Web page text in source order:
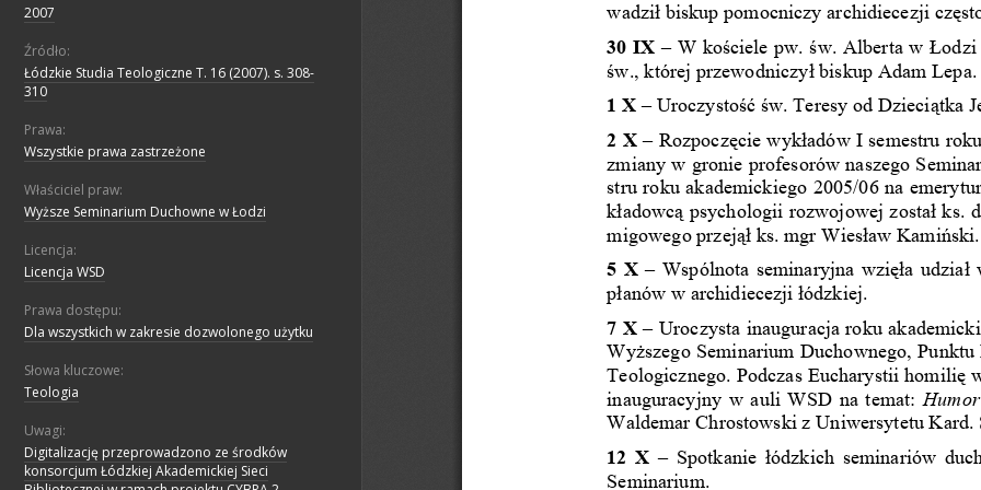
2007
Źródło:
Łódzkie Studia Teologiczne T. 16 (2007). s. 308-
310
Prawa:
Wszystkie prawa zastrzeżone
Właściciel praw:
Wyższe Seminarium Duchowne w Łodzi
Licencja:
Licencja WSD
Prawa dostępu:
Dla wszystkich w zakresie dozwolonego użytku
Słowa kluczowe:
Teologia
Uwagi:
Digitalizację przeprowadzono ze środków
konsorcjum Łódzkiej Akademickiej Sieci